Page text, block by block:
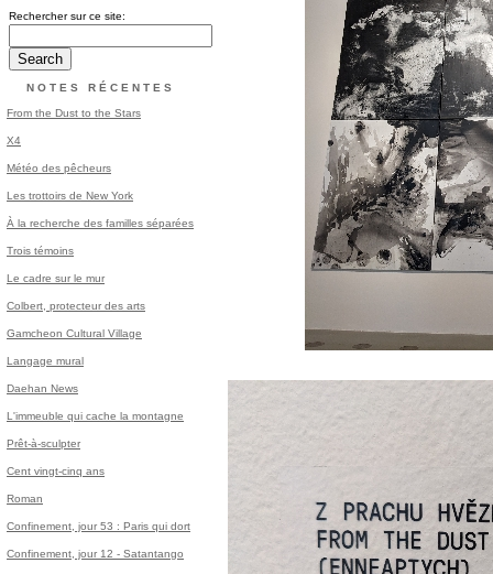
Rechercher sur ce site:
NOTES RÉCENTES
From the Dust to the Stars
X4
Météo des pêcheurs
Les trottoirs de New York
À la recherche des familles séparées
Trois témoins
Le cadre sur le mur
Colbert, protecteur des arts
Gamcheon Cultural Village
Langage mural
Daehan News
L'immeuble qui cache la montagne
Prêt-à-sculpter
Cent vingt-cinq ans
Roman
Confinement, jour 53 : Paris qui dort
Confinement, jour 12 - Satantango